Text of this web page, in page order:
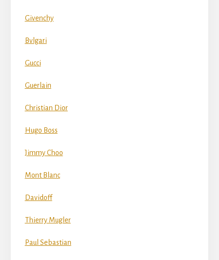
Givenchy
Bvlgari
Gucci
Guerlain
Christian Dior
Hugo Boss
Jimmy Choo
Mont Blanc
Davidoff
Thierry Mugler
Paul Sebastian